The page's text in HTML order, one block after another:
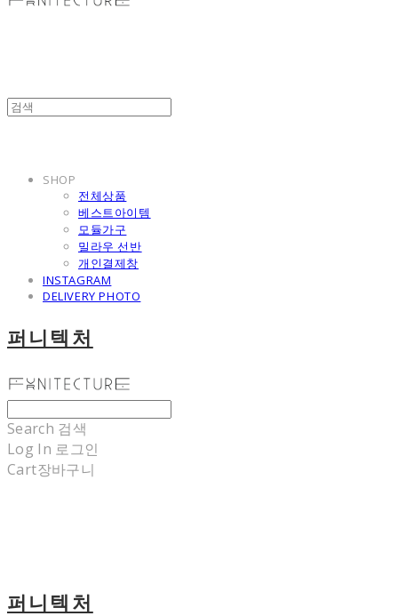
SHOP
전체상품
베스트아이템
모듈가구
밀라우 선반
개인결제창
INSTAGRAM
DELIVERY PHOTO
퍼니텍처
Search 검색
Log In 로그인
Cart장바구니
퍼니텍처